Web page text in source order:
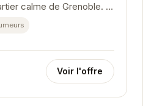
calme de Grenoble. Il
et...
Voir l'offre